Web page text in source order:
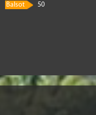
Balsot
50